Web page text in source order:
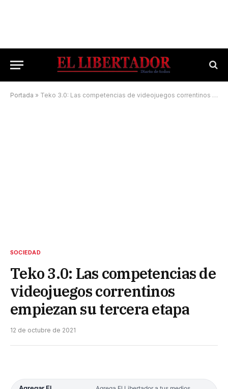
Portada » Teko 3.0: Las competencias de videojuegos correntinos empiezan su tercera etapa
SOCIEDAD
Teko 3.0: Las competencias de
videojuegos correntinos
empiezan su tercera etapa
12 de octubre de 2021